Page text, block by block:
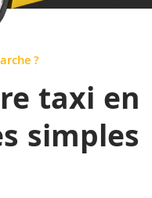
?
taxi en
simples